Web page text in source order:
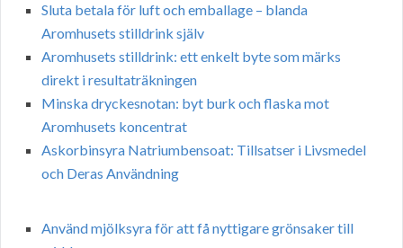
Sluta betala för luft och emballage – blanda
Aromhusets stilldrink själv
Aromhusets stilldrink: ett enkelt byte som märks
direkt i resultaträkningen
Minska dryckesnotan: byt burk och flaska mot
Aromhusets koncentrat
Askorbinsyra Natriumbensoat: Tillsatser i Livsmedel
och Deras Användning
Använd mjölksyra för att få nyttigare grönsaker till